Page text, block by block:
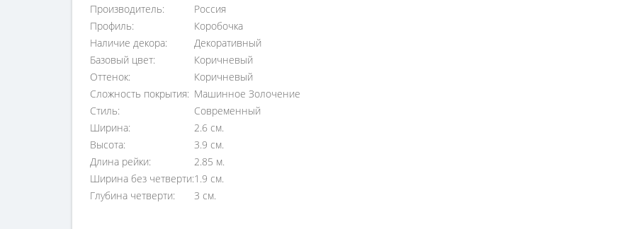
Производитель:
Россия
Профиль:
Коробочка
Наличие декора:
Декоративный
Базовый цвет:
Коричневый
Оттенок:
Коричневый
Сложность покрытия: Машинное Золочение
Стиль:
Современный
Ширина:
2.6 см.
Высота:
3.9 см.
Длина рейки:
2.85 м.
Ширина без четверти:1.9 см.
Глубина четверти:
3 см.